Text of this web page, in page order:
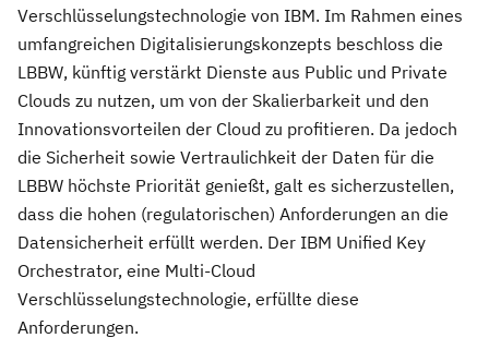
Verschlüsselungstechnologie von IBM. Im Rahmen eines
umfangreichen Digitalisierungskonzepts beschloss die
LBBW, künftig verstärkt Dienste aus Public und Private
Clouds zu nutzen, um von der Skalierbarkeit und den
Innovationsvorteilen der Cloud zu profitieren. Da jedoch
die Sicherheit sowie Vertraulichkeit der Daten für die
LBBW höchste Priorität genießt, galt es sicherzustellen,
dass die hohen (regulatorischen) Anforderungen an die
Datensicherheit erfüllt werden. Der IBM Unified Key
Orchestrator, eine Multi-Cloud
Verschlüsselungstechnologie, erfüllte diese
Anforderungen.